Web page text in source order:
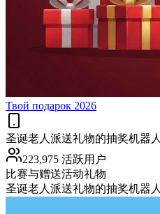
Твой подарок 2026
圣诞老人派送礼物的抽奖机器人
223,975 活跃用户
比赛与赠送活动礼物
圣诞老人派送礼物的抽奖机器人